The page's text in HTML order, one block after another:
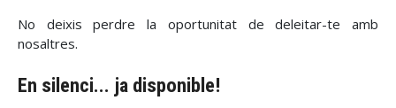
No deixis perdre la oportunitat de deleitar-te amb
nosaltres.
En silenci... ja disponible!